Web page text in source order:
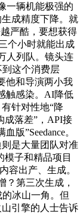
一辆机能极强的
成精度下降。就
严酷，要想获得
个小时就能出成
人列队。镜头连
这个消费层
他和导演两小我
触感染。AI降低
针对性地“降
成落差”，API接
版”Seedance。
是大量团队对准
模子和精品项目
容出产、生成。
？第三次生成，
冰山一角。但
引擎的人士告诉